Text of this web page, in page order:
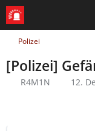
Polizei
[Polizei]
R4M1N 12.